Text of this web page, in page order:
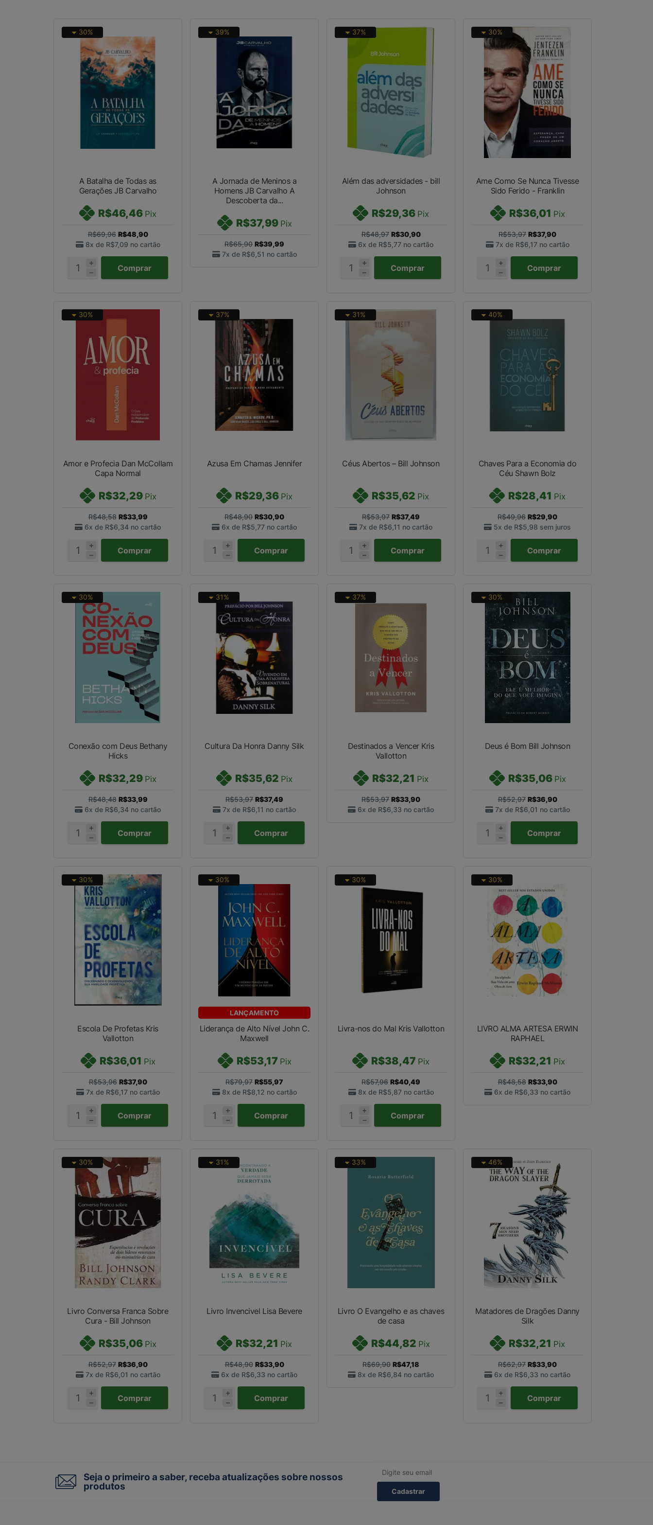
30%
A Batalha de Todas as
Gerações JB Carvalho
R$46,46 Pix
R$69,96 R$48,90
8x de R$7,09 no cartão
Comprar
39%
A Jornada de Meninos a
Homens JB Carvalho A
Descoberta da...
R$37,99 Pix
R$65,90 R$39,99
7x de R$6,51 no cartão
37%
Além das adversidades - bill
Johnson
R$29,36 Pix
R$48,97 R$30,90
6x de R$5,77 no cartão
Comprar
30%
Ame Como Se Nunca Tivesse
Sido Ferido - Franklin
R$36,01 Pix
R$53,97 R$37,90
7x de R$6,17 no cartão
Comprar
30%
Amor e Profecia Dan McCollam
Capa Normal
R$32,29 Pix
R$48,58 R$33,99
6x de R$6,34 no cartão
Comprar
37%
Azusa Em Chamas Jennifer
R$29,36 Pix
R$48,90 R$30,90
6x de R$5,77 no cartão
Comprar
31%
Céus Abertos – Bill Johnson
R$35,62 Pix
R$53,97 R$37,49
7x de R$6,11 no cartão
Comprar
40%
Chaves Para a Economia do
Céu Shawn Bolz
R$28,41 Pix
R$49,96 R$29,90
5x de R$5,98 sem juros
Comprar
30%
Conexão com Deus Bethany
Hicks
R$32,29 Pix
R$48,48 R$33,99
6x de R$6,34 no cartão
Comprar
31%
Cultura Da Honra Danny Silk
R$35,62 Pix
R$53,97 R$37,49
7x de R$6,11 no cartão
Comprar
37%
Destinados a Vencer Kris
Vallotton
R$32,21 Pix
R$53,97 R$33,90
6x de R$6,33 no cartão
30%
Deus é Bom Bill Johnson
R$35,06 Pix
R$52,97 R$36,90
7x de R$6,01 no cartão
Comprar
30%
Escola De Profetas Kris
Vallotton
R$36,01 Pix
R$53,96 R$37,90
7x de R$6,17 no cartão
Comprar
LANÇAMENTO
30%
Liderança de Alto Nível John C.
Maxwell
R$53,17 Pix
R$79,97 R$55,97
8x de R$8,12 no cartão
Comprar
30%
Livra-nos do Mal Kris Vallotton
R$38,47 Pix
R$57,96 R$40,49
8x de R$5,87 no cartão
Comprar
30%
LIVRO ALMA ARTESA ERWIN
RAPHAEL
R$32,21 Pix
R$48,58 R$33,90
6x de R$6,33 no cartão
30%
Livro Conversa Franca Sobre
Cura - Bill Johnson
R$35,06 Pix
R$52,97 R$36,90
7x de R$6,01 no cartão
Comprar
31%
Livro Invencivel Lisa Bevere
R$32,21 Pix
R$48,90 R$33,90
6x de R$6,33 no cartão
Comprar
33%
Livro O Evangelho e as chaves
de casa
R$44,82 Pix
R$69,90 R$47,18
8x de R$6,84 no cartão
46%
Matadores de Dragões Danny
Silk
R$32,21 Pix
R$62,97 R$33,90
6x de R$6,33 no cartão
Comprar
Seja o primeiro a saber, receba atualizações sobre nossos
produtos
Cadastrar